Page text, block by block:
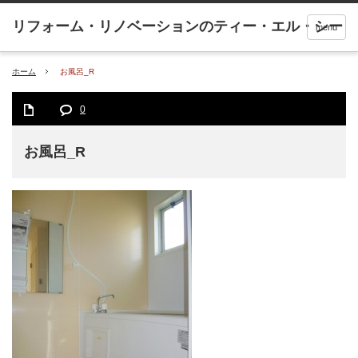
menu
ホーム お風呂_R
0
お風呂_R